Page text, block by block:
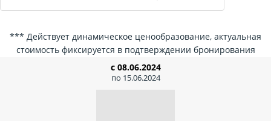
*** Действует динамическое ценообразование, актуальная
стоимость фиксируется в подтверждении бронирования
с 08.06.2024
по 15.06.2024